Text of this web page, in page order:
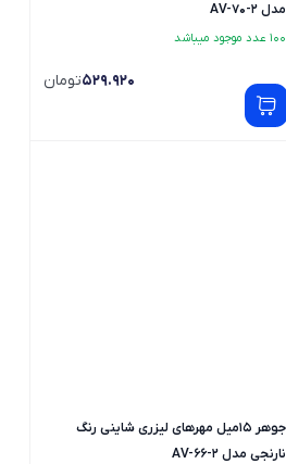
مدل AV-70-2
100 عدد موجود میباشد
529.920تومان
جوهر 15میل مهرهای لیزری شاینی رنگ
نارنجی مدل AV-66-2